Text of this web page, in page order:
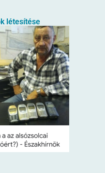
létesítése